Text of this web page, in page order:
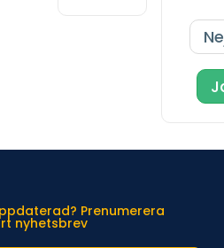
Prenumerera
nyhetsbrev